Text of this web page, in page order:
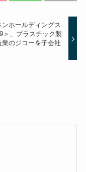
ンホールディングス
＞、プラスチック製
業のジコーを子会社